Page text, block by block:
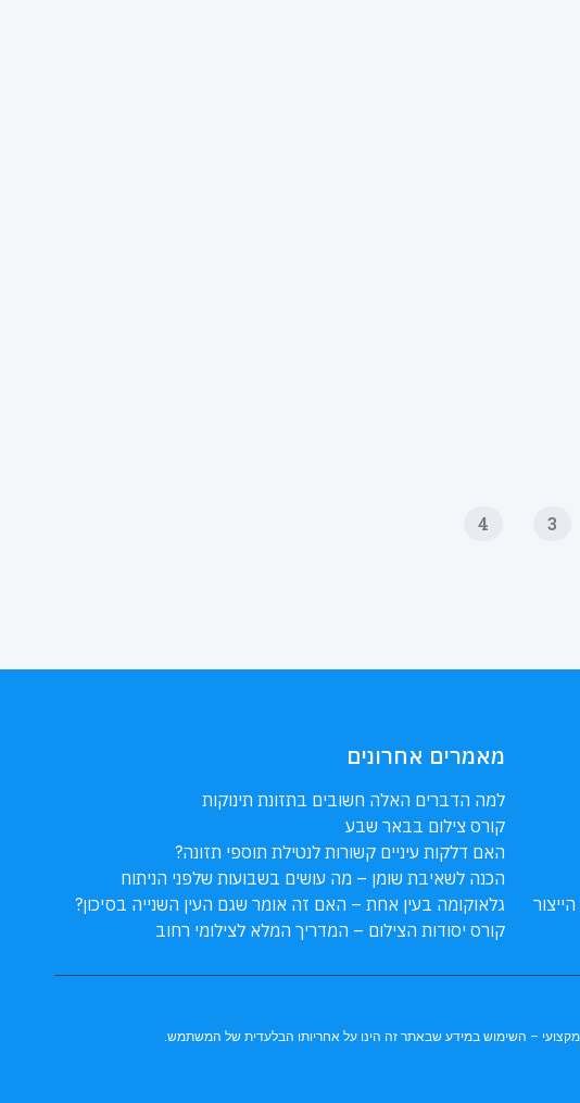
3
4
מאמרים אחרונים
למה הדברים האלה חשובים בתזונת תינוקות
קורס צילום בבאר שבע
האם דלקות עיניים קשורות לנטילת תוספי תזונה?
הכנה לשאיבת שומן – מה עושים בשבועות שלפני הניתוח
גלאוקומה בעין אחת – האם זה אומר שגם העין השנייה בסיכון?
קורס יסודות הצילום – המדריך המלא לצילומי רחוב
מקצועי – השימוש במידע שבאתר זה הינו על אחריותו הבלעדית של המשתמש.